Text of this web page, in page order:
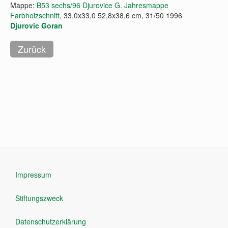
Mappe: B53 sechs/96 Djurovice G. Jahresmappe
Farbholzschnitt, 33,0x33,0 52,8x38,6 cm, 31/50 1996
Djurovic Goran
Impressum
Stiftungszweck
Datenschutzerklärung